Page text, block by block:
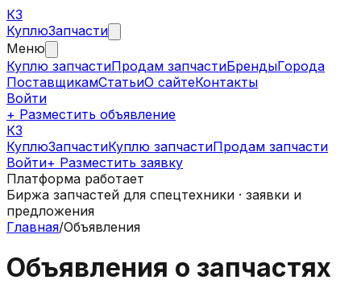
КЗ
КуплюЗапчасти
Меню
Куплю запчастиПродам запчастиБрендыГорода
ПоставщикамСтатьиО сайтеКонтакты
Войти
+ Разместить объявление
КЗ
КуплюЗапчастиКуплю запчастиПродам запчасти
Войти+ Разместить заявку
Платформа работает
Биржа запчастей для спецтехники · заявки и
предложения
Главная/Объявления
Объявления о запчастях